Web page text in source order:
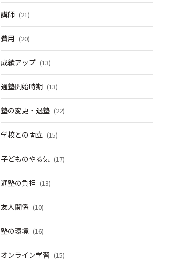
講師 (21)
費用 (20)
成績アップ (13)
通塾開始時期 (13)
塾の変更・退塾 (22)
学校との両立 (15)
子どものやる気 (17)
通塾の負担 (13)
友人関係 (10)
塾の環境 (16)
オンライン学習 (15)